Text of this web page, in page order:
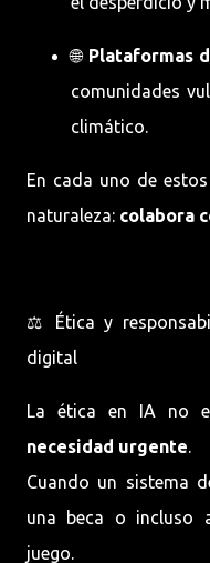
🌐 Plataformas
comunidades
climático.
En cada uno de
naturaleza: colabora
⚖️ Ética y
digital
La ética en IA no
necesidad urgente
Cuando un sistema
una beca o incluso
juego.